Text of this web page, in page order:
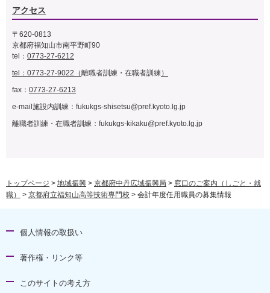
アクセス
〒620-0813
京都府福知山市南平野町90
tel： 0773-27-6212
tel：0773-27-9022（離職者訓練・在職者訓練）
fax： 0773-27-6213
e-mail施設内訓練： fukukgs-shisetsu@pref.kyoto.lg.jp
離職者訓練・在職者訓練： fukukgs-kikaku@pref.kyoto.lg.jp
トップページ > 地域振興 > 京都府中丹広域振興局 > 窓口のご案内（しごと・就
職）
> 京都府立福知山高等技術専門校 > 会計年度任用職員の募集情報
個人情報の取扱い
著作権・リンク等
このサイトの考え方